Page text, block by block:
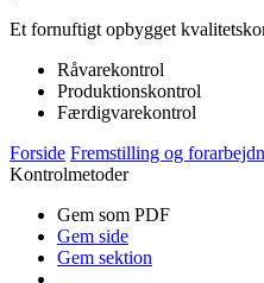
Et fornuftigt opbygget
Råvarekontrol
Produktionskontrol
Færdigvarekontrol
Forside Fremstilling og
Kontrolmetoder
Gem som PDF
Gem side
Gem sektion